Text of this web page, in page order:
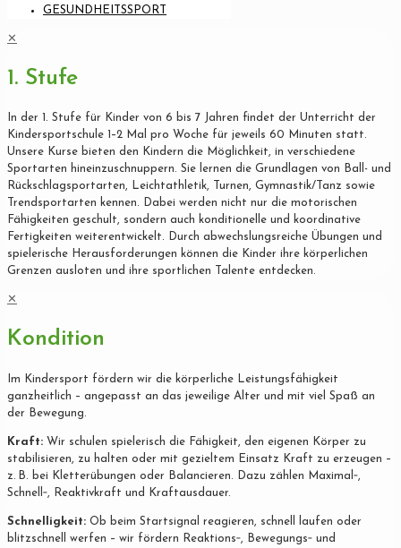
GESUNDHEITSSPORT
✕
1. Stufe
In der 1. Stufe für Kinder von 6 bis 7 Jahren findet der Unterricht der
Kindersportschule 1–2 Mal pro Woche für jeweils 60 Minuten statt.
Unsere Kurse bieten den Kindern die Möglichkeit, in verschiedene
Sportarten hineinzuschnuppern. Sie lernen die Grundlagen von Ball- und
Rückschlagsportarten, Leichtathletik, Turnen, Gymnastik/Tanz sowie
Trendsportarten kennen. Dabei werden nicht nur die motorischen
Fähigkeiten geschult, sondern auch konditionelle und koordinative
Fertigkeiten weiterentwickelt. Durch abwechslungsreiche Übungen und
spielerische Herausforderungen können die Kinder ihre körperlichen
Grenzen ausloten und ihre sportlichen Talente entdecken.
✕
Kondition
Im Kindersport fördern wir die körperliche Leistungsfähigkeit
ganzheitlich – angepasst an das jeweilige Alter und mit viel Spaß an
der Bewegung.
Kraft: Wir schulen spielerisch die Fähigkeit, den eigenen Körper zu
stabilisieren, zu halten oder mit gezieltem Einsatz Kraft zu erzeugen –
z. B. bei Kletterübungen oder Balancieren. Dazu zählen Maximal‐,
Schnell‐, Reaktivkraft und Kraftausdauer.
Schnelligkeit: Ob beim Startsignal reagieren, schnell laufen oder
blitzschnell werfen – wir fördern Reaktions‐, Bewegungs‐ und